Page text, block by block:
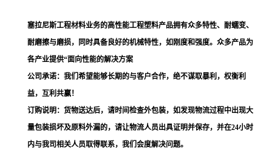
塞拉尼斯工程材料业务的高性能工程塑料产品拥有众多特性、耐蠕变、
耐磨擦与磨损，同时具备良好的机械特性，如刚度和强度。众多产品为
各产业提供“面向性能的解决方案
公司承诺：我们希望能够长期的与客户合作，绝不谋取暴利，权衡利
益，互利共赢！
订购说明：货物送达后，请时间检查外包装，如发现物流过程中出现大
量包装损坏及原料外漏的，请让物流人员出具证明并保存，并在24小时
内与我司相关人员取得联系，我们会度解决问题。